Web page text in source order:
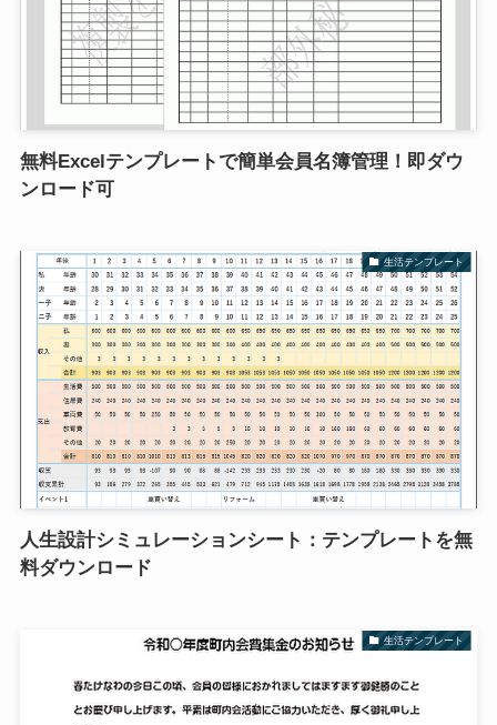
無料Excelテンプレートで簡単会員名簿管理！即ダウ
ンロード可
生活テンプレート
人生設計シミュレーションシート：テンプレートを無
料ダウンロード
生活テンプレート